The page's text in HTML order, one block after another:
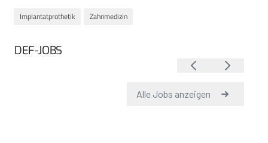
Implantatprothetik Zahnmedizin
DEF-JOBS